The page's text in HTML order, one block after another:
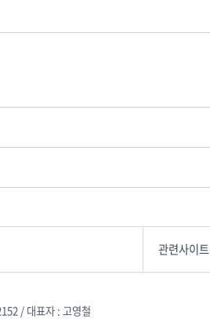
관련사이트
/ 대표자 : 고영철